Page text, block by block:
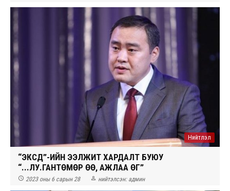
Нийтлэл
“ЭКСҮҮД”-ИЙН ЭЭЛЖИТ ХАРДАЛТ БУЮУ
“...ЛУ.ГАНТӨМӨР ӨӨ, АЖЛАА ӨГ”
 2023 оны 6 сарын 28  нийтэлсэн: админ